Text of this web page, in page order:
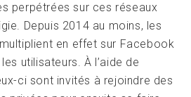
perpétrées sur ces réseaux
Depuis 2014 au moins, les
en effet sur Facebook
utilisateurs. À l’aide de
ci sont invités à rejoindre des